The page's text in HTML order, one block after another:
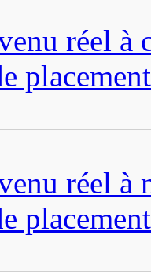
réel à
placement
réel à
placement